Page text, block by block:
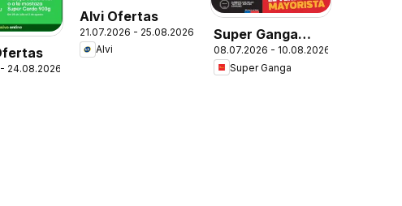
24.08.2026
Alvi Ofertas
21.07.2026 - 25.08.2026
Alvi
Super Ganga
Ofertas
08.07.2026 - 10.08.2026
Super Ganga